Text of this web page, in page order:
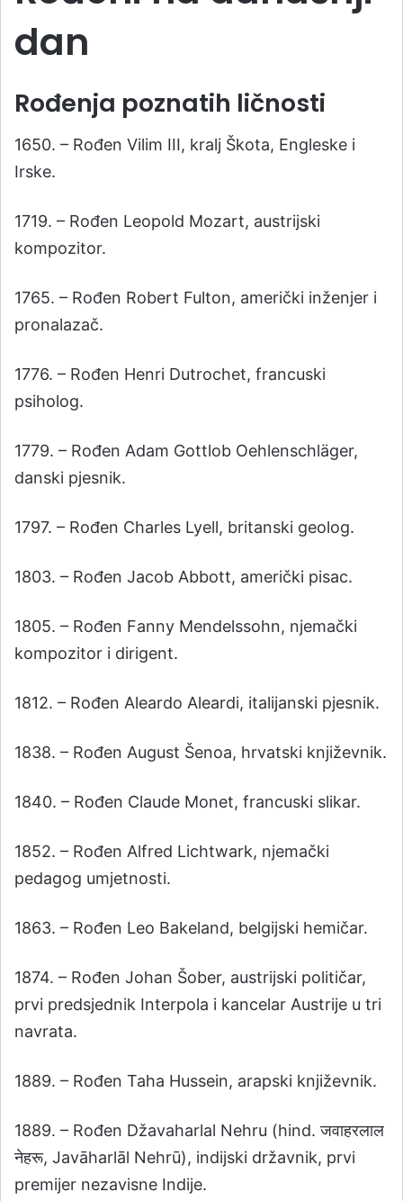
dan
Rođenja poznatih ličnosti
1650. – Rođen Vilim III, kralj Škota, Engleske i
Irske.
1719. – Rođen Leopold Mozart, austrijski
kompozitor.
1765. – Rođen Robert Fulton, američki inženjer i
pronalazač.
1776. – Rođen Henri Dutrochet, francuski
psiholog.
1779. – Rođen Adam Gottlob Oehlenschläger,
danski pjesnik.
1797. – Rođen Charles Lyell, britanski geolog.
1803. – Rođen Jacob Abbott, američki pisac.
1805. – Rođen Fanny Mendelssohn, njemački
kompozitor i dirigent.
1812. – Rođen Aleardo Aleardi, italijanski pjesnik.
1838. – Rođen August Šenoa, hrvatski književnik.
1840. – Rođen Claude Monet, francuski slikar.
1852. – Rođen Alfred Lichtwark, njemački
pedagog umjetnosti.
1863. – Rođen Leo Bakeland, belgijski hemičar.
1874. – Rođen Johan Šober, austrijski političar,
prvi predsjednik Interpola i kancelar Austrije u tri
navrata.
1889. – Rođen Taha Hussein, arapski književnik.
1889. – Rođen Džavaharlal Nehru (hind. जवाहरलाल
नेहरू, Javāharlāl Nehrū), indijski državnik, prvi
premijer nezavisne Indije.